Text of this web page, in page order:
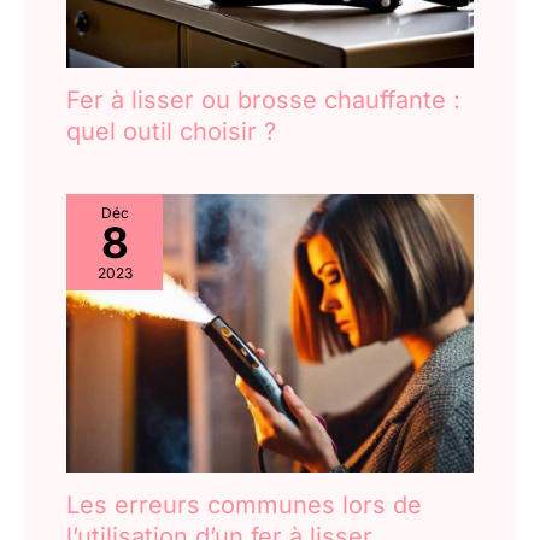
Fer à lisser ou brosse chauffante :
quel outil choisir ?
Déc
8
2023
Les erreurs communes lors de